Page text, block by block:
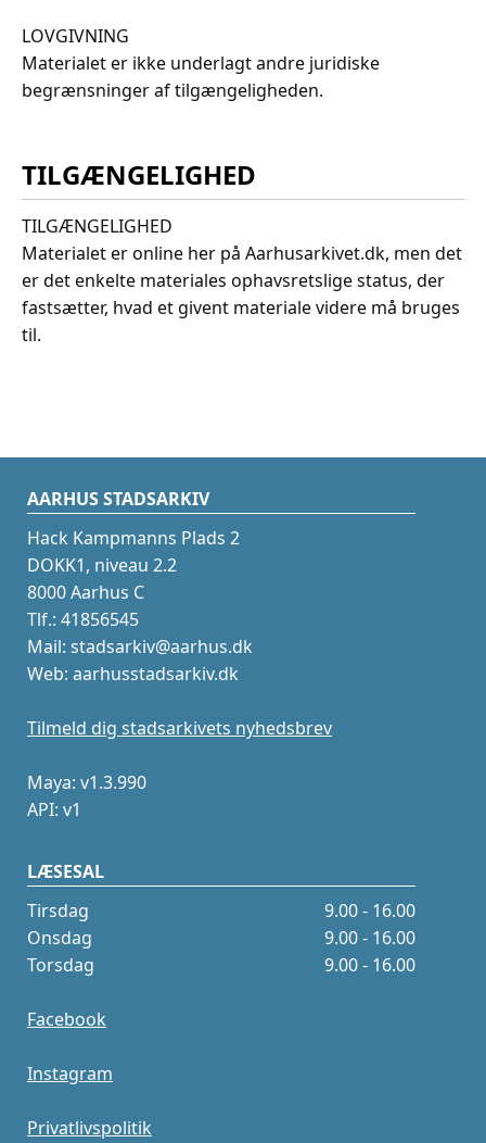
LOVGIVNING
Materialet er ikke underlagt andre juridiske
begrænsninger af tilgængeligheden.
TILGÆNGELIGHED
TILGÆNGELIGHED
Materialet er online her på Aarhusarkivet.dk, men det
er det enkelte materiales ophavsretslige status, der
fastsætter, hvad et givent materiale videre må bruges
til.
AARHUS STADSARKIV
Hack Kampmanns Plads 2
DOKK1, niveau 2.2
8000 Aarhus C
Tlf.: 41856545
Mail: stadsarkiv@aarhus.dk
Web: aarhusstadsarkiv.dk
Tilmeld dig stadsarkivets nyhedsbrev
Maya: v1.3.990
API: v1
LÆSESAL
Tirsdag
9.00 - 16.00
Onsdag
9.00 - 16.00
Torsdag
9.00 - 16.00
Facebook
Instagram
Privatlivspolitik